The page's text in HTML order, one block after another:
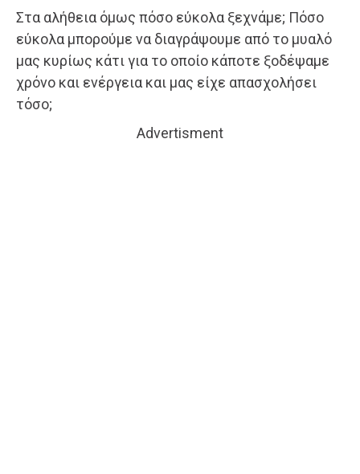
Στα αλήθεια όμως πόσο εύκολα ξεχνάμε; Πόσο
εύκολα μπορούμε να διαγράψουμε από το μυαλό
μας κυρίως κάτι για το οποίο κάποτε ξοδέψαμε
χρόνο και ενέργεια και μας είχε απασχολήσει
τόσο;
Advertisment